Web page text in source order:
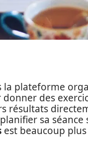
plateforme
des
résultats
sa
est beaucoup